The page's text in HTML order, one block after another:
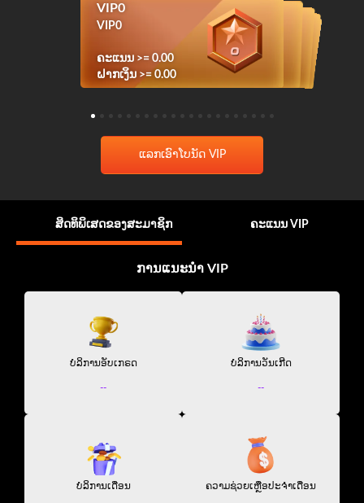
VIP0
VIP0
ຄະແນນ >= 0.00
ຝາກເງິນ >= 0.00
ຄະແນນ >= 10,000.00
ຝາກເງິນ >= 1,000.00
ຄະແນນ >= 30,000.00
ຝາກເງິນ >= 3,000.00
ຄະແນນ >= 60,000.00
ຝາກເງິນ >= 6,000.00
ຄະແນນ >= 100,000.00
ຝາກເງິນ >= 10,000.00
ຄະແນນ >= 200,000.00
ຝາກເງິນ >= 20,000.00
ຄະແນນ >= 500,000.00
ຝາກເງິນ >= 50,000.00
ຄະແນນ >= 800,000.00
ຝາກເງິນ >= 80,000.00
ຄະແນນ >= 1,800,000.00
ຝາກເງິນ >= 180,000.00
ຄະແນນ >= 2,800,000.00
ຝາກເງິນ >= 280,000.00
VIP10
ຄະແນນ >= 3,800,000.00
ຝາກເງິນ >= 380,000.00
VIP11
ຄະແນນ >= 5,800,000.00
ຝາກເງິນ >= 580,000.00
VIP12
ຄະແນນ >= 8,800,000.00
ຝາກເງິນ >= 880,000.00
VIP13
ຄະແນນ >= 12,800,000.00
ຝາກເງິນ >= 1,280,000.00
VIP14
ຄະແນນ >= 18,800,000.00
ຝາກເງິນ >= 1,880,000.00
VIP15
ຄະແນນ >= 28,800,000.00
ຝາກເງິນ >= 2,880,000.00
VIP16
ຄະແນນ >= 48,800,000.00
ຝາກເງິນ >= 4,880,000.00
VIP17
ຄະແນນ >= 68,800,000.00
ຝາກເງິນ >= 6,880,000.00
VIP18
ຄະແນນ >= 98,800,000.00
ຝາກເງິນ >= 9,880,000.00
VIP19
ຄະແນນ >= 150,000,000.00
ຝາກເງິນ >= 15,000,000.00
VIP20
ຄະແນນ >= 200,000,000.00
ຝາກເງິນ >= 20,000,000.00
ແລກເອົາໂບນັດ VIP
ສິດທິພິເສດຂອງສະມາຊິກ ຄະແນນ VIP
ການແນະນຳ VIP
ບໍລິການອັບເກຣດ
--
ບໍລິການວັນເກີດ
--
ບໍລິການເດືອນ ຄວາມຊ່ວຍເຫຼືອປະຈຳເດືອນ